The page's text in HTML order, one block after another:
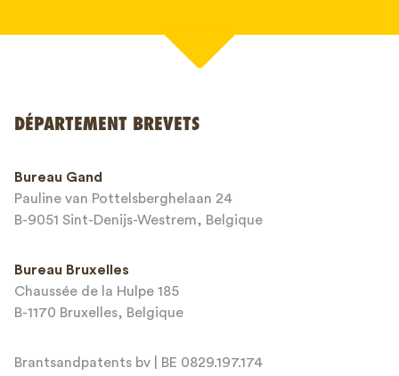
Adresse email*
Message*
DÉPARTEMENT BREVETS
Bureau Gand
Pauline van Pottelsberghelaan 24
B-9051 Sint-Denijs-Westrem, Belgique
Bureau Bruxelles
Chaussée de la Hulpe 185
B-1170 Bruxelles, Belgique
Brantsandpatents bv | BE 0829.197.174